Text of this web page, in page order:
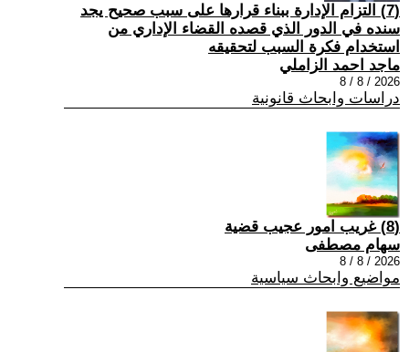
(7) التزام الإدارة ببناء قرارها على سبب صحیح یجد
سنده في الدور الذي قصده القضاء الإداري من
استخدام فكرة السبب لتحقیقه
ماجد احمد الزاملي
2026 / 8 / 8
دراسات وابحاث قانونية
(8) غريب امور عجيب قضية
سهام مصطفى
2026 / 8 / 8
مواضيع وابحاث سياسية